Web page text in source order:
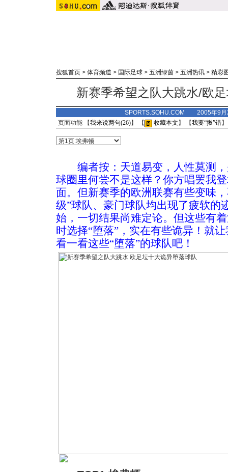
搜狐首页 > 体育频道 > 国际足球 > 五洲绿茵 > 五洲热讯 > 精彩
新赛季希望之队大跳水/欧
SPORTS.SOHU.COM 2005年9
页面功能 【我来说两句(26)】 【 收藏本文 】 【我要“揪”错
编者按：天道易变，人性莫测
球圈里何尝不是这样？你方唱罢我
面。但新赛季的欧洲联赛有些变味
级”球队、豪门球队均出现了疲软的
始，一切结果尚难定论。但这些有
时选择“堕落”，实在有些诡异！就
看一看这些“堕落”的球队吧！